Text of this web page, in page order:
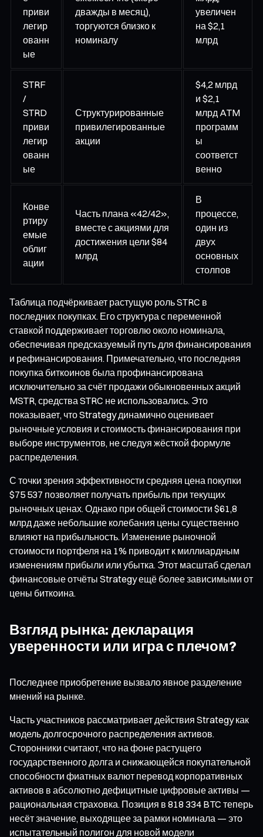
приви
легир
ованн
ые
дважды в месяц),
торгуются близко к
номиналу
увеличен
на $2,1
млрд
STRF
/
STRD
приви
легир
ованн
ые
Структурированные
привилегированные
акции
$4,2 млрд
и $2,1
млрд ATM
программ
ы
соответст
венно
Конве
ртиру
емые
облиг
ации
Часть плана «42/42»,
вместе с акциями для
достижения цели $84
млрд
В
процессе,
один из
двух
основных
столпов
Таблица подчёркивает растущую роль STRC в
последних покупках. Его структура с переменной
ставкой поддерживает торговлю около номинала,
обеспечивая предсказуемый путь для финансирования
и рефинансирования. Примечательно, что последняя
покупка биткоинов была профинансирована
исключительно за счёт продажи обыкновенных акций
MSTR, средства STRC не использовались. Это
показывает, что Strategy динамично оценивает
рыночные условия и стоимость финансирования при
выборе инструментов, не следуя жёсткой формуле
распределения.
С точки зрения эффективности средняя цена покупки
$75 537 позволяет получать прибыль при текущих
рыночных ценах. Однако при общей стоимости $61,8
млрд даже небольшие колебания цены существенно
влияют на прибыльность. Изменение рыночной
стоимости портфеля на 1% приводит к миллиардным
изменениям прибыли или убытка. Этот масштаб сделал
финансовые отчёты Strategy ещё более зависимыми от
цены биткоина.
Взгляд рынка: декларация
уверенности или игра с плечом?
Последнее приобретение вызвало явное разделение
мнений на рынке.
Часть участников рассматривает действия Strategy как
модель долгосрочного распределения активов.
Сторонники считают, что на фоне растущего
государственного долга и снижающейся покупательной
способности фиатных валют перевод корпоративных
активов в абсолютно дефицитные цифровые активы —
рациональная страховка. Позиция в 818 334 BTC теперь
несёт значение, выходящее за рамки номинала — это
испытательный полигон для новой модели